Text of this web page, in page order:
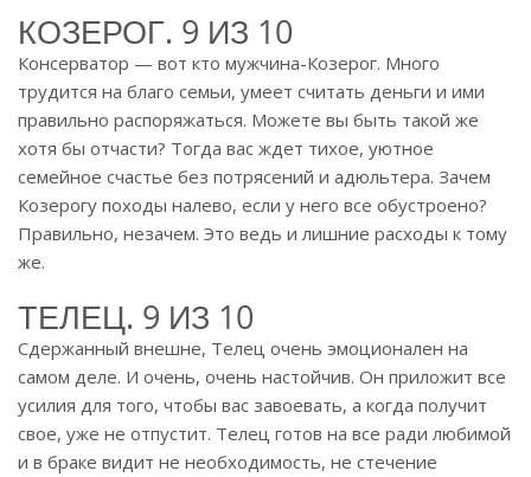
КОЗЕРОГ. 9 ИЗ 10
Консерватор — вот кто мужчина-Козерог. Много
трудится на благо семьи, умеет считать деньги и ими
правильно распоряжаться. Можете вы быть такой же
хотя бы отчасти? Тогда вас ждет тихое, уютное
семейное счастье без потрясений и адюльтера. Зачем
Козерогу походы налево, если у него все обустроено?
Правильно, незачем. Это ведь и лишние расходы к тому
же.
ТЕЛЕЦ. 9 ИЗ 10
Сдержанный внешне, Телец очень эмоционален на
самом деле. И очень, очень настойчив. Он приложит все
усилия для того, чтобы вас завоевать, а когда получит
свое, уже не отпустит. Телец готов на все ради любимой
и в браке видит не необходимость, не стечение